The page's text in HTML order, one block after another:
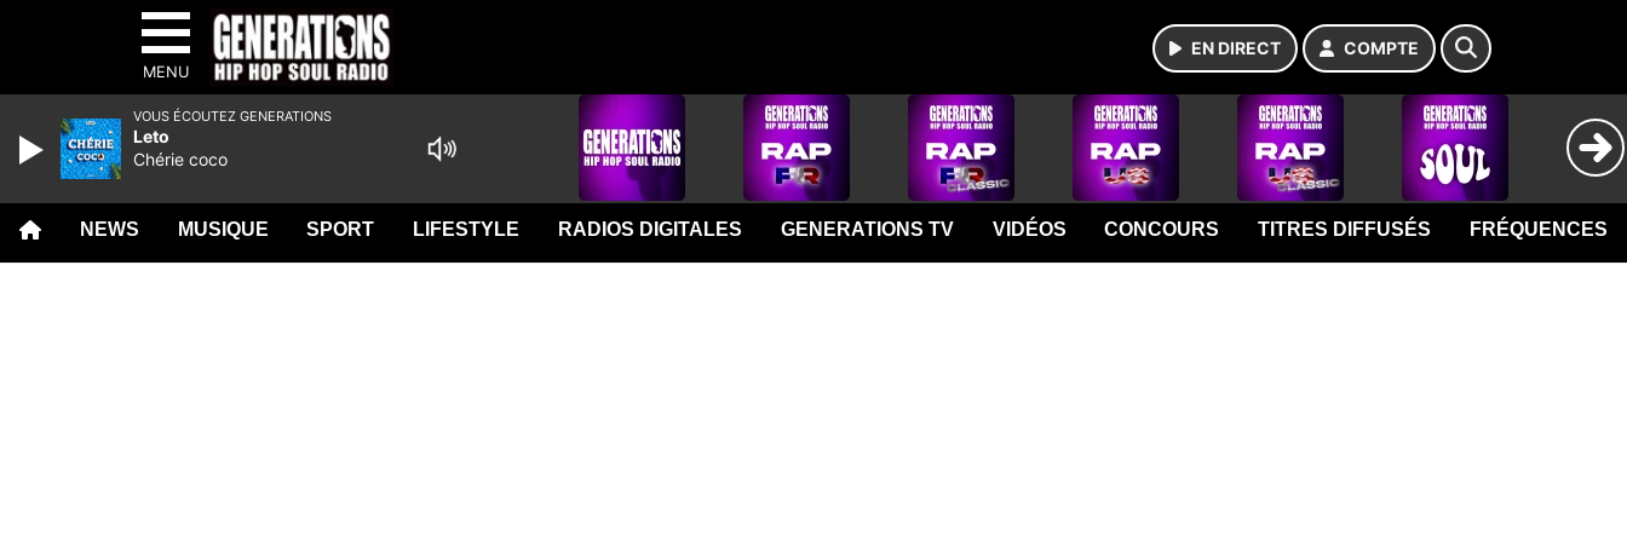
MENU
EN DIRECT COMPTE
NEWS MUSIQUE SPORT LIFESTYLE RADIOS DIGITALES GENERATIONS TV VIDÉOS CONCOURS TITRES DIFFUSÉS FRÉQUENCES
VOUS ÉCOUTEZ GENERATIONS
Leto
Chérie coco